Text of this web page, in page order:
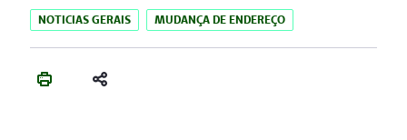
NOTICIAS GERAIS MUDANÇA DE ENDEREÇO